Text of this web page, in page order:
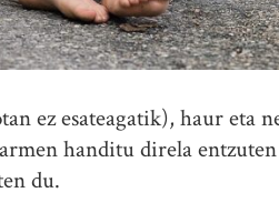
ez esateagatik), haur eta
handitu direla
du.